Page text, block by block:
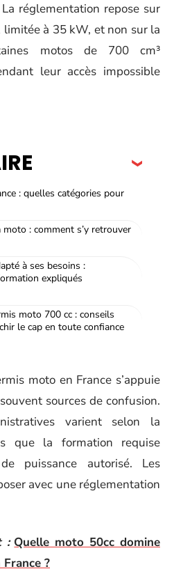
réglementation repose sur
à 35 kW, et non sur la
motos de 700 cm³
leur accès impossible
: quelles catégories pour
: comment s’y retrouver
à ses besoins :
expliqués
moto 700 cc : conseils
le cap en toute confiance
moto en France s’appuie
sources de confusion.
varient selon la
que la formation requise
puissance autorisé. Les
avec une réglementation
: Quelle moto 50cc domine
?